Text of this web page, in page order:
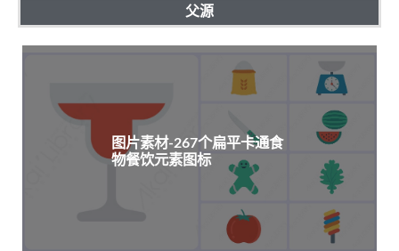
父源
图片素材-267个扁平卡通食
物餐饮元素图标